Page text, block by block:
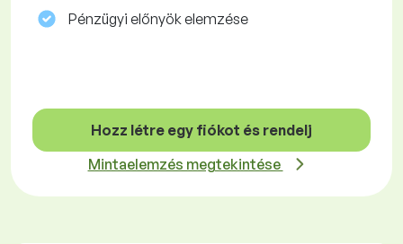
Pénzügyi előnyök elemzése
Hozz létre egy fiókot és rendelj
Mintaelemzés megtekintése